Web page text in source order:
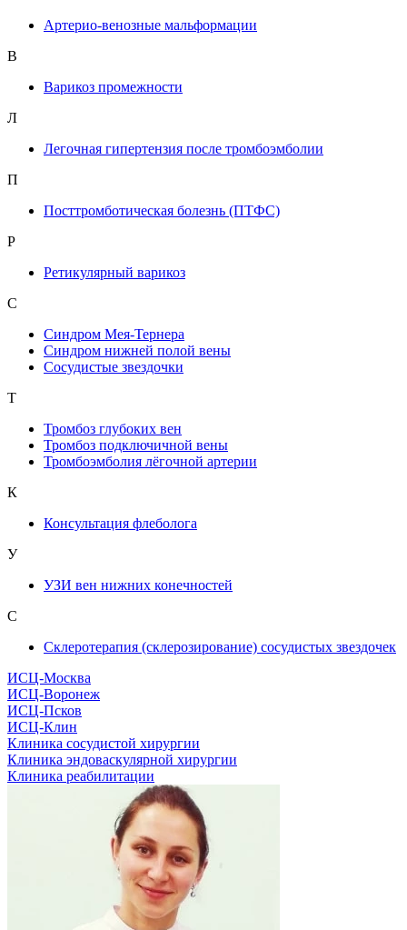
Артерио-венозные мальформации
В
Варикоз промежности
Л
Легочная гипертензия после тромбоэмболии
П
Посттромботическая болезнь (ПТФС)
Р
Ретикулярный варикоз
С
Синдром Мея-Тернера
Синдром нижней полой вены
Сосудистые звездочки
Т
Тромбоз глубоких вен
Тромбоз подключичной вены
Тромбоэмболия лёгочной артерии
К
Консультация флеболога
У
УЗИ вен нижних конечностей
С
Склеротерапия (склерозирование) сосудистых звездочек
ИСЦ-Москва
ИСЦ-Воронеж
ИСЦ-Псков
ИСЦ-Клин
Клиника сосудистой хирургии
Клиника эндоваскулярной хирургии
Клиника реабилитации